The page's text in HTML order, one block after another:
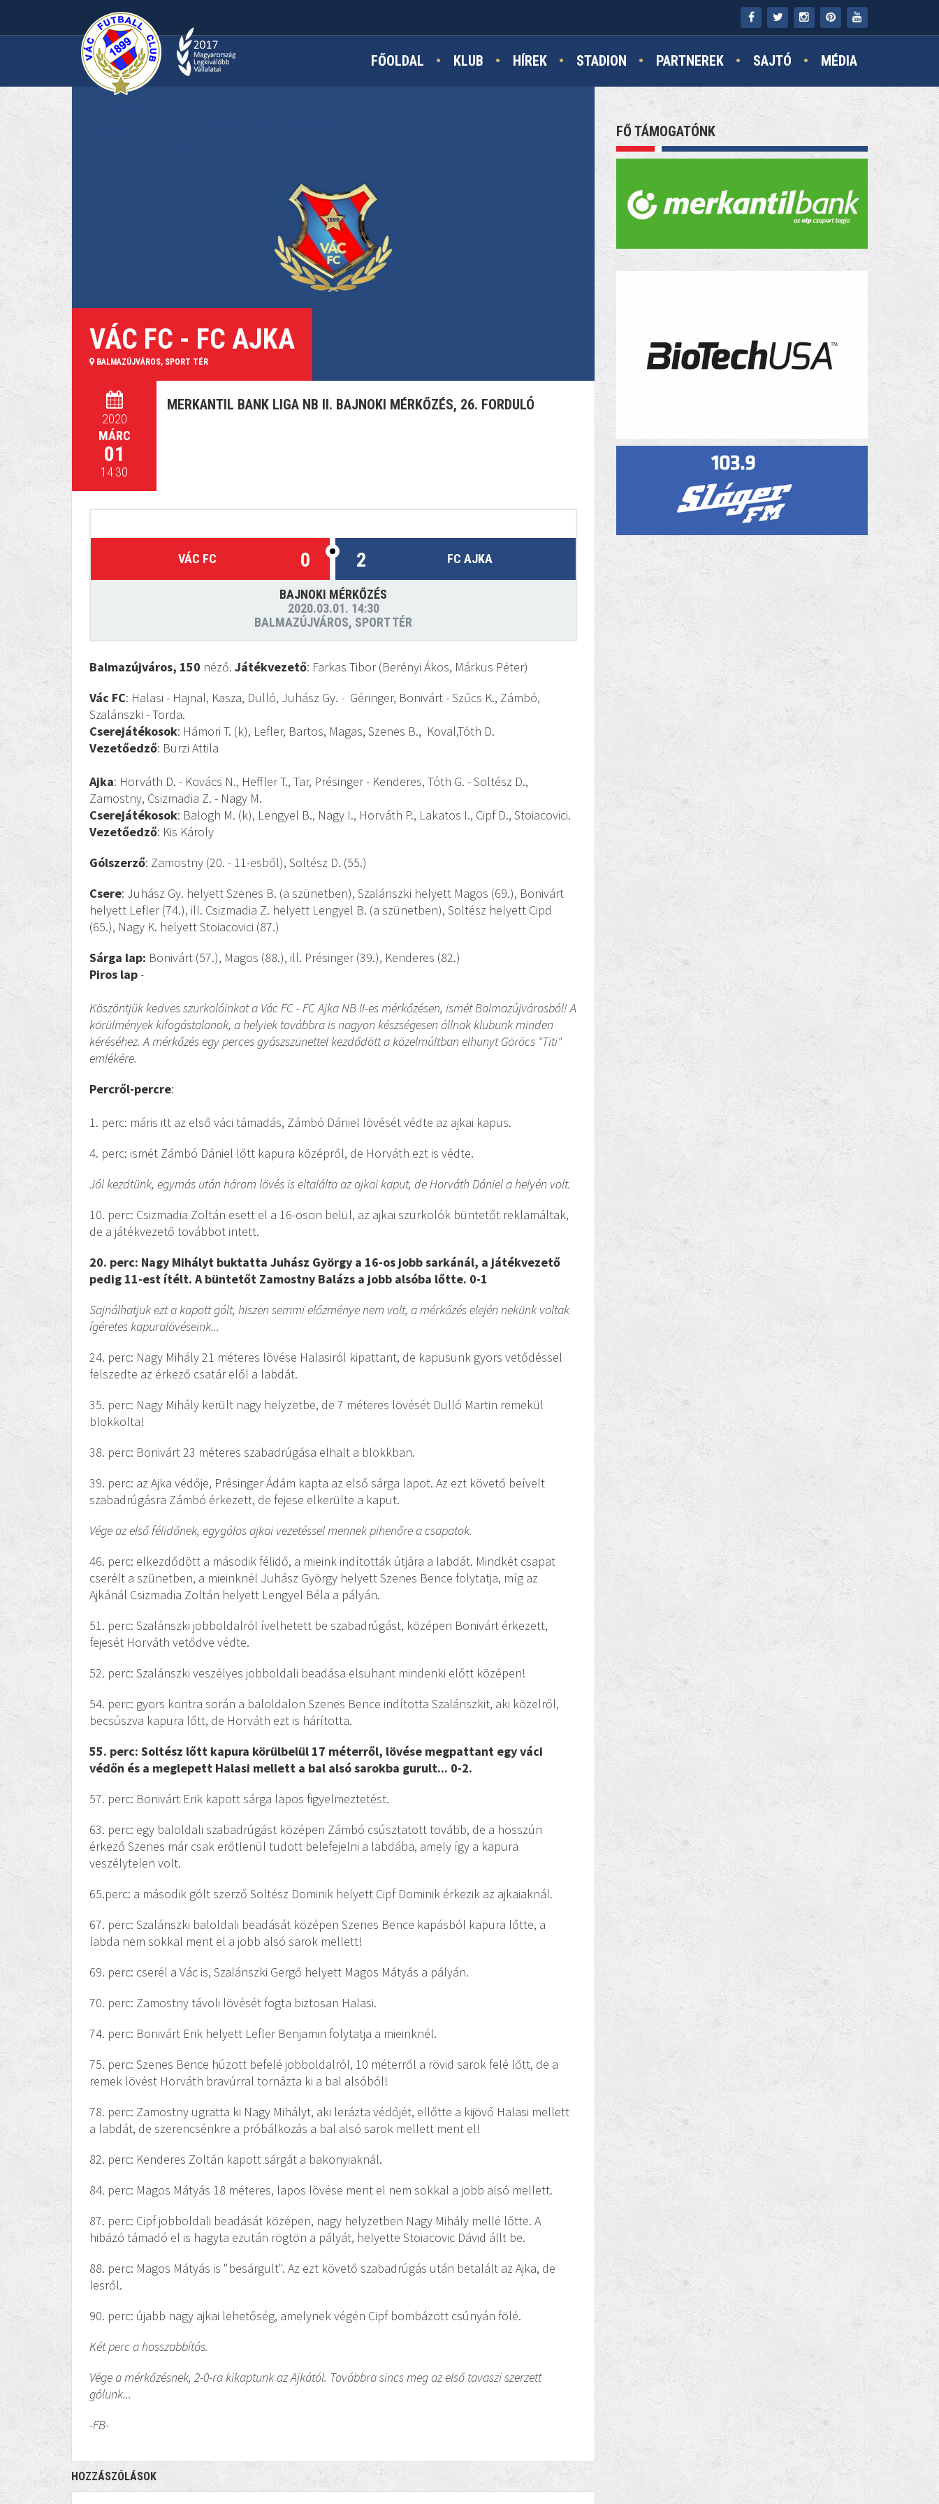
FŐOLDAL KLUB HÍREK STADION PARTNEREK SAJTÓ MÉDIA
VÁC FC - FC AJKA
BALMAZÚJVÁROS, SPORT TÉR
2020
MÁRC
01
14:30
MERKANTIL BANK LIGA NB II. BAJNOKI MÉRKŐZÉS, 26. FORDULÓ
0
VÁC FC 2 FC AJKA
BAJNOKI MÉRKŐZÉS
2020.03.01. 14:30
BALMAZÚJVÁROS, SPORT TÉR
Balmazújváros, 150 néző. Játékvezető: Farkas Tibor (Berényi Ákos, Márkus Péter)
Vác FC: Halasi - Hajnal, Kasza, Dulló, Juhász Gy. - Géringer, Bonivárt - Szűcs K., Zámbó,
Szalánszki - Torda.
Cserejátékosok: Hámori T. (k), Lefler, Bartos, Magas, Szenes B., Koval,Tóth D.
Vezetőedző: Burzi Attila
Ajka: Horváth D. - Kovács N., Heffler T., Tar, Présinger - Kenderes, Tóth G. - Soltész D.,
Zamostny, Csizmadia Z. - Nagy M.
Cserejátékosok: Balogh M. (k), Lengyel B., Nagy I., Horváth P., Lakatos I., Cipf D., Stoiacovici.
Vezetőedző: Kis Károly
Gólszerző: Zamostny (20. - 11-esből), Soltész D. (55.)
Csere: Juhász Gy. helyett Szenes B. (a szünetben), Szalánszki helyett Magos (69.), Bonivárt
helyett Lefler (74.), ill. Csizmadia Z. helyett Lengyel B. (a szünetben), Soltész helyett Cipd
(65.), Nagy K. helyett Stoiacovici (87.)
Sárga lap: Bonivárt (57.), Magos (88.), ill. Présinger (39.), Kenderes (82.)
Piros lap-
Köszöntjük kedves szurkolóinkat a Vác FC - FC Ajka NB II-es mérkőzésen, ismét Balmazújvárosból! A
körülmények kifogástalanok, a helyiek továbbra is nagyon készségesen állnak klubunk minden
kéréséhez. A mérkőzés egy perces gyászszünettel kezdődött a közelmúltban elhunyt Göröcs "Titi"
emlékére.
Percről-percre:
1. perc: máris itt az első váci támadás, Zámbó Dániel lövését védte az ajkai kapus.
4. perc: ismét Zámbó Dániel lőtt kapura középről, de Horváth ezt is védte.
Jól kezdtünk, egymás után három lövés is eltalálta az ajkai kaput, de Horváth Dániel a helyén volt.
10. perc: Csizmadia Zoltán esett el a 16-oson belül, az ajkai szurkolók büntetőt reklamáltak,
de a játékvezető továbbot intett.
20. perc: Nagy Mihályt buktatta Juhász György a 16-os jobb sarkánál, a játékvezető
pedig 11-est ítélt. A büntetőt Zamostny Balázs a jobb alsóba lőtte. 0-1
Sajnálhatjuk ezt a kapott gólt, hiszen semmi előzménye nem volt, a mérkőzés elején nekünk voltak
ígéretes kapuralövéseink...
24. perc: Nagy Mihály 21 méteres lövése Halasiról kipattant, de kapusunk gyors vetődéssel
felszedte az érkező csatár elől a labdát.
35. perc: Nagy Mihály került nagy helyzetbe, de 7 méteres lövését Dulló Martin remekül
blokkolta!
38. perc: Bonivárt 23 méteres szabadrúgása elhalt a blokkban.
39. perc: az Ajka védője, Présinger Ádám kapta az első sárga lapot. Az ezt követő beívelt
szabadrúgásra Zámbó érkezett, de fejese elkerülte a kaput.
Vége az első félidőnek, egygólos ajkai vezetéssel mennek pihenőre a csapatok.
46. perc: elkezdődött a második félidő, a mieink indították útjára a labdát. Mindkét csapat
cserélt a szünetben, a mieinknél Juhász György helyett Szenes Bence folytatja, míg az
Ajkánál Csizmadia Zoltán helyett Lengyel Béla a pályán.
51. perc: Szalánszki jobboldalról ívelhetett be szabadrúgást, középen Bonivárt érkezett,
fejesét Horváth vetődve védte.
52. perc: Szalánszki veszélyes jobboldali beadása elsuhant mindenki előtt középen!
54. perc: gyors kontra során a baloldalon Szenes Bence indította Szalánszkit, aki közelről,
becsúszva kapura lőtt, de Horváth ezt is hárította.
55. perc: Soltész lőtt kapura körülbelül 17 méterről, lövése megpattant egy váci
védőn és a meglepett Halasi mellett a bal alsó sarokba gurult... 0-2.
57. perc: Bonivárt Erik kapott sárga lapos figyelmeztetést.
63. perc: egy baloldali szabadrúgást középen Zámbó csúsztatott tovább, de a hosszún
érkező Szenes már csak erőtlenül tudott belefejelni a labdába, amely így a kapura
veszélytelen volt.
65.perc: a második gólt szerző Soltész Dominik helyett Cipf Dominik érkezik az ajkaiaknál.
67. perc: Szalánszki baloldali beadását középen Szenes Bence kapásból kapura lőtte, a
labda nem sokkal ment el a jobb alsó sarok mellett!
69. perc: cserél a Vác is, Szalánszki Gergő helyett Magos Mátyás a pályán.
70. perc: Zamostny távoli lövését fogta biztosan Halasi.
74. perc: Bonivárt Erik helyett Lefler Benjamin folytatja a mieinknél.
75. perc: Szenes Bence húzott befelé jobboldalról, 10 méterről a rövid sarok felé lőtt, de a
remek lövést Horváth bravúrral tornázta ki a bal alsóból!
78. perc: Zamostny ugratta ki Nagy Mihályt, aki lerázta védőjét, ellőtte a kijövő Halasi mellett
a labdát, de szerencsénkre a próbálkozás a bal alsó sarok mellett ment el!
82. perc: Kenderes Zoltán kapott sárgát a bakonyiaknál.
84. perc: Magos Mátyás 18 méteres, lapos lövése ment el nem sokkal a jobb alsó mellett.
87. perc: Cipf jobboldali beadását középen, nagy helyzetben Nagy Mihály mellé lőtte. A
hibázó támadó el is hagyta ezután rögtön a pályát, helyette Stoiacovic Dávid állt be.
88. perc: Magos Mátyás is "besárgult". Az ezt követő szabadrúgás után betalált az Ajka, de
lesről.
90. perc: újabb nagy ajkai lehetőség, amelynek végén Cipf bombázott csúnyán fölé.
Két perc a hosszabbítás.
Vége a mérkőzésnek, 2-0-ra kikaptunk az Ajkától. Továbbra sincs meg az első tavaszi szerzett
gólunk...
-FB-
HOZZÁSZÓLÁSOK
FŐ TÁMOGATÓNK